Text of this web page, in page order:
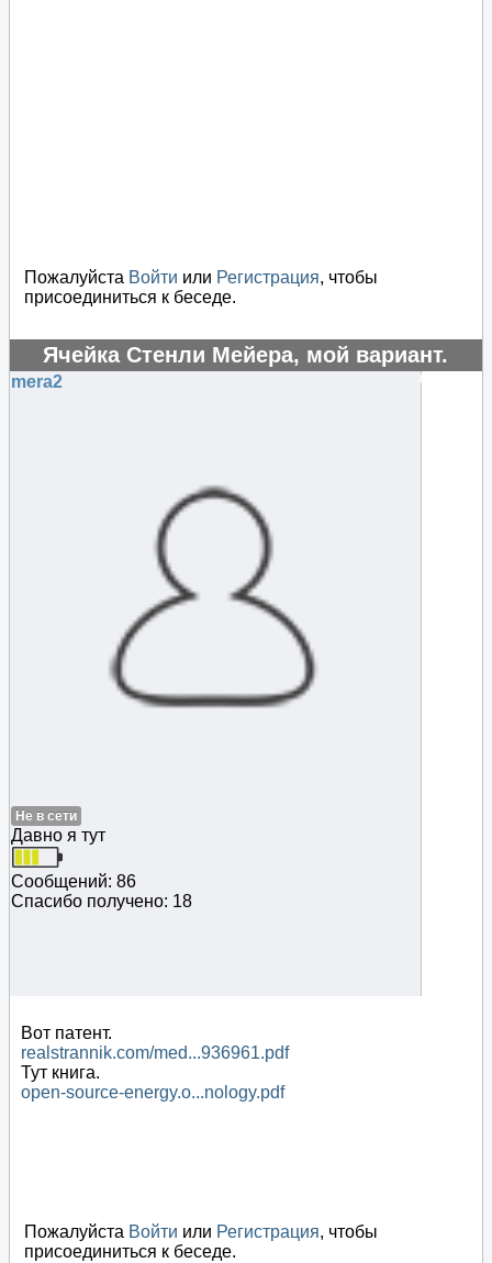
Пожалуйста Войти или Регистрация, чтобы
присоединиться к беседе.
Ячейка Стенли Мейера, мой вариант.
#53927
mera2
Не в сети
Давно я тут
Сообщений: 86
Спасибо получено: 18
Вот патент.
realstrannik.com/med...936961.pdf
Тут книга.
open-source-energy.o...nology.pdf
Пожалуйста Войти или Регистрация, чтобы
присоединиться к беседе.